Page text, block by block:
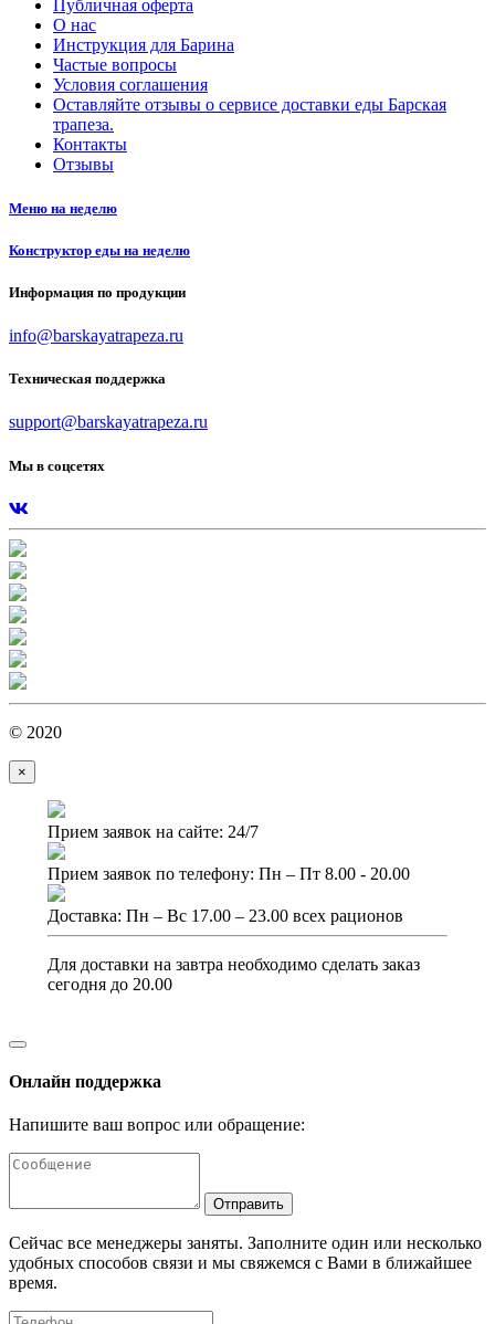
Публичная оферта
О нас
Инструкция для Барина
Частые вопросы
Условия соглашения
Оставляйте отзывы о сервисе доставки еды Барская
трапеза.
Контакты
Отзывы
Меню на неделю
Конструктор еды на неделю
Информация по продукции
info@barskayatrapeza.ru
Техническая поддержка
support@barskayatrapeza.ru
Мы в соцсетях
© 2020
×
Прием заявок на сайте: 24/7
Прием заявок по телефону: Пн – Пт 8.00 - 20.00
Доставка: Пн – Вс 17.00 – 23.00 всех рационов
Для доставки на завтра необходимо сделать заказ
сегодня до 20.00
Онлайн поддержка
Напишите ваш вопрос или обращение:
Отправить
Сейчас все менеджеры заняты. Заполните один или несколько
удобных способов связи и мы свяжемся с Вами в ближайшее
время.